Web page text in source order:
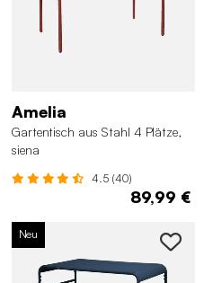
Amelia
Gartentisch aus Stahl 4 Plätze,
siena
4.5 (40)
89,99 €
Neu